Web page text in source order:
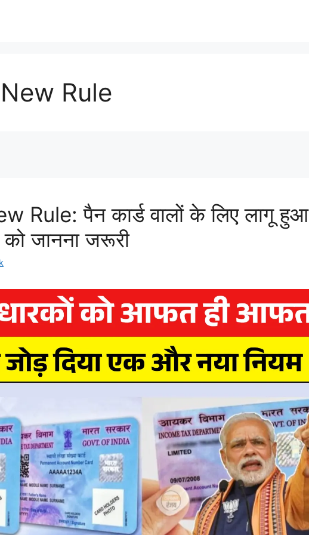
Rule
Rule: पैन कार्ड वालों के लिए लागू हुआ
जानना जरूरी